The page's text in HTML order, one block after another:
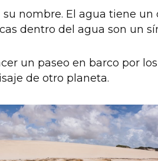
nombre. El agua tiene
dentro del agua son un
un paseo en barco por
de otro planeta.